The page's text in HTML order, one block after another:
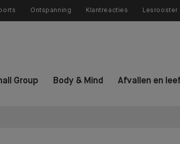
Ontspanning Klantreacties Lesrooster
Group Body & Mind Afvallen en